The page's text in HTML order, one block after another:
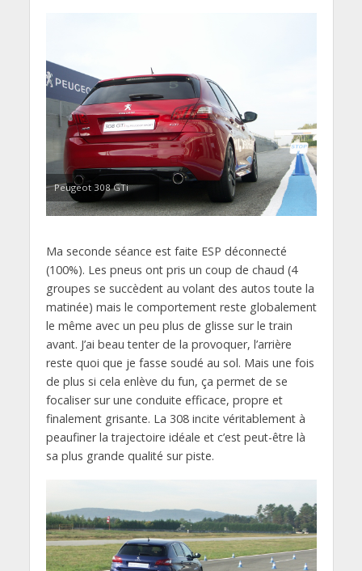
Peugeot 308 GTi
Ma seconde séance est faite ESP déconnecté
(100%). Les pneus ont pris un coup de chaud (4
groupes se succèdent au volant des autos toute la
matinée) mais le comportement reste globalement
le même avec un peu plus de glisse sur le train
avant. J’ai beau tenter de la provoquer, l’arrière
reste quoi que je fasse soudé au sol. Mais une fois
de plus si cela enlève du fun, ça permet de se
focaliser sur une conduite efficace, propre et
finalement grisante. La 308 incite véritablement à
peaufiner la trajectoire idéale et c’est peut-être là
sa plus grande qualité sur piste.